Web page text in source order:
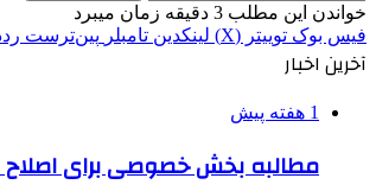
خواندن این مطلب 3 دقیقه زمان میبرد
فیس بوک توییتر (X) لینکدین ‫تامبلر ‫پین‌ترست
آخرین اخبار
1 هفته پیش
مطالبه بخش خصوصی برای اصلاح